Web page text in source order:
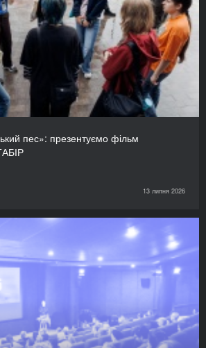
пес»: презентуємо фільм
13 липня 2026